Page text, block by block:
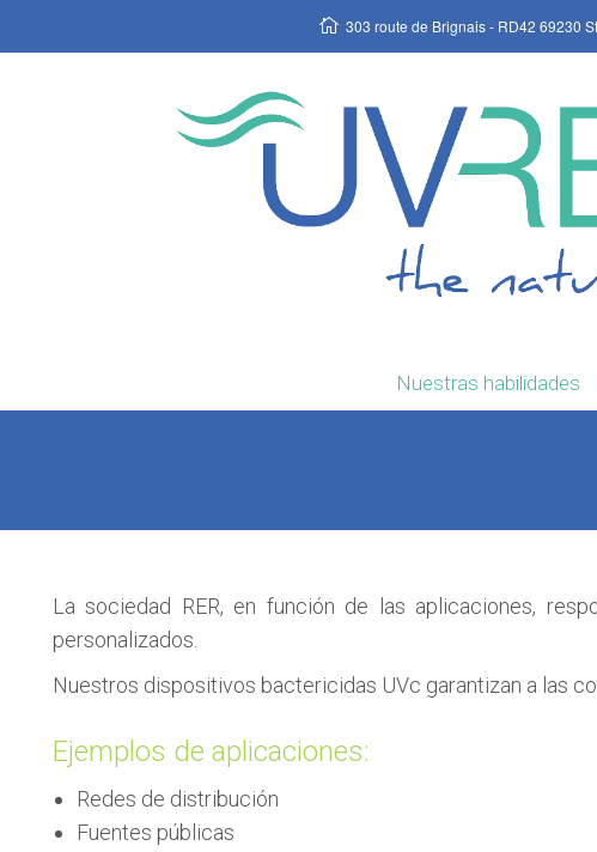
303 route de Brignais - RD42 69230
Nuestras habilidades
La sociedad RER, en función de las aplicaciones,
personalizados.
Nuestros dispositivos bactericidas UVc garantizan a las
Ejemplos de aplicaciones:
Redes de distribución
Fuentes públicas